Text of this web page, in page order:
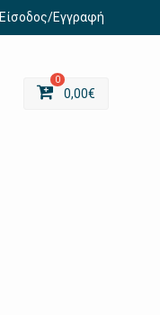
Είσοδος/Εγγραφή
0
0,00€